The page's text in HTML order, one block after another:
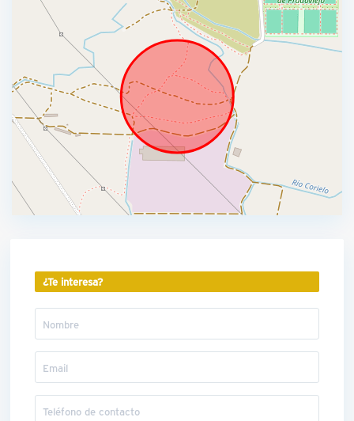
¿Te interesa?